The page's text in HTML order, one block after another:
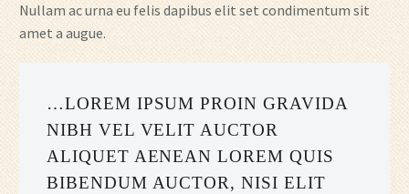
Nullam ac urna eu felis dapibus elit set condimentum sit
amet a augue.
…LOREM IPSUM PROIN GRAVIDA
NIBH VEL VELIT AUCTOR
ALIQUET AENEAN LOREM QUIS
BIBENDUM AUCTOR, NISI ELIT